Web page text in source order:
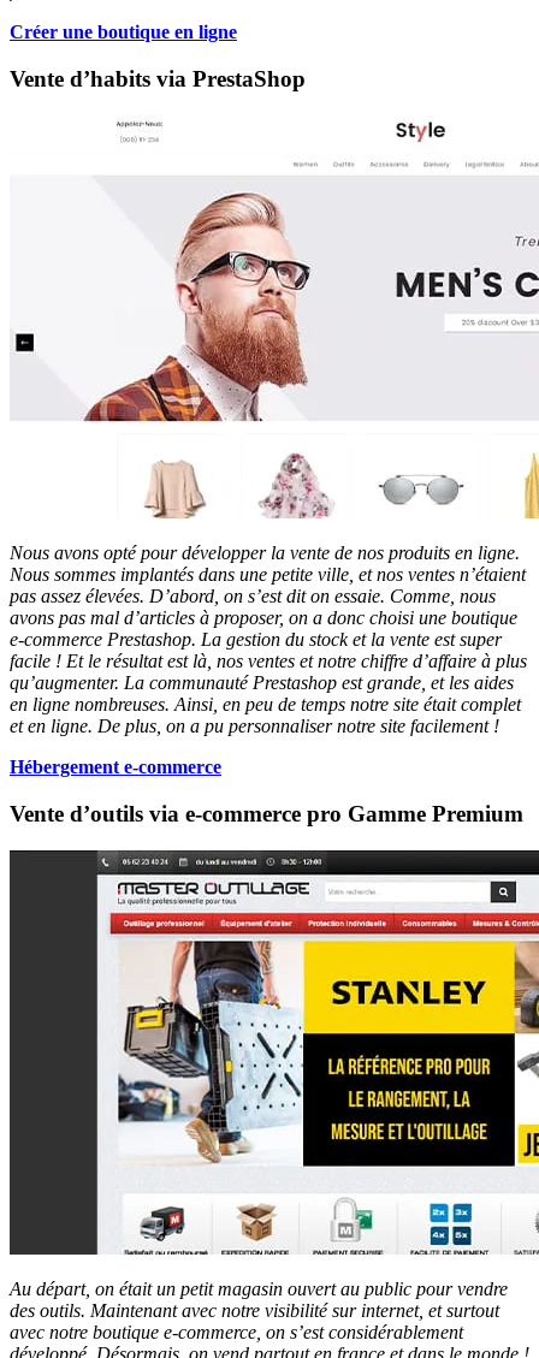
Créer une boutique en ligne
Vente d’habits via PrestaShop
Nous avons opté pour développer la vente de nos produits en ligne.
Nous sommes implantés dans une petite ville, et nos ventes n’étaient
pas assez élevées. D’abord, on s’est dit on essaie. Comme, nous
avons pas mal d’articles à proposer, on a donc choisi une boutique
e-commerce Prestashop. La gestion du stock et la vente est super
facile ! Et le résultat est là, nos ventes et notre chiffre d’affaire à plus
qu’augmenter. La communauté Prestashop est grande, et les aides
en ligne nombreuses. Ainsi, en peu de temps notre site était complet
et en ligne. De plus, on a pu personnaliser notre site facilement !
Hébergement e-commerce
Vente d’outils via e-commerce pro Gamme Premium
Au départ, on était un petit magasin ouvert au public pour vendre
des outils. Maintenant avec notre visibilité sur internet, et surtout
avec notre boutique e-commerce, on s’est considérablement
développé. Désormais, on vend partout en france et dans le monde !